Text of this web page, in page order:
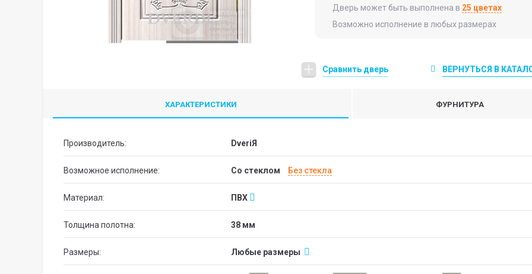
Дверь может быть выполнена в 25 цветах
Возможно исполнение в любых размерах
Сравнить дверь ВЕРНУТЬСЯ В
ХАРАКТЕРИСТИКИ ФУРНИТУРА
Производитель: DveriЯ
Возможное исполнение: со стеклом без стекла
Материал: ПВХ
Толщина полотна: 38 мм
Размеры: Любые размеры